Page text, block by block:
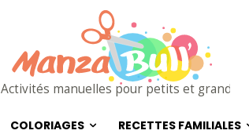
Activités manuelles pour petits et grands
COLORIAGES RECETTES FAMILIALES